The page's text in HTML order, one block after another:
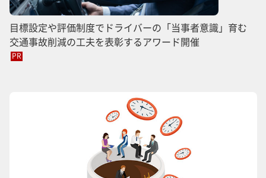
目標設定や評価制度でドライバーの「当事者意識」育む
交通事故削減の工夫を表彰するアワード開催
PR